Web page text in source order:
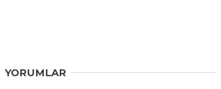
YORUMLAR